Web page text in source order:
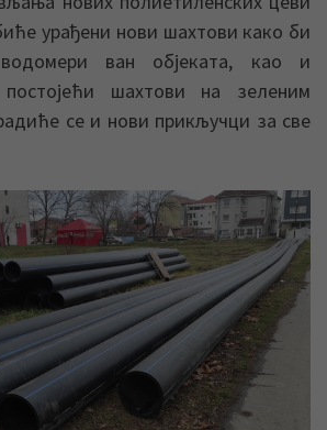
урађени нови шахтови како би
ван објеката, као и
постојећи шахтови на зеленим
се и нови прикључци за све